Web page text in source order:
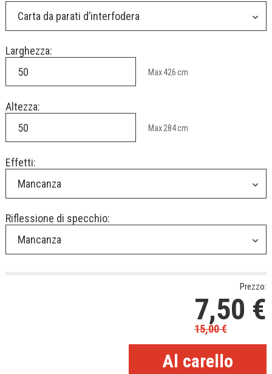
Carta da parati d’interfodera
Larghezza:
Max426cm
Altezza:
Max284cm
Effetti:
Mancanza
Riflessione di specchio:
Mancanza
Prezzo:
7,50 €
15,00€